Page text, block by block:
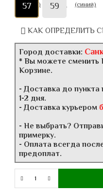
57 59
КАК ОПРЕДЕЛИТЬ
Город доставки:
* Вы можете сменить
Корзине.
- Доставка до пункта
1-2 дня.
- Доставка курьером
- Не выбрать?
примерку.
- Оплата всегда
предоплат.